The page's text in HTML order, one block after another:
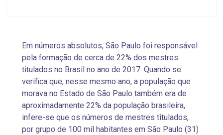
Em números absolutos, São Paulo foi responsável
pela formação de cerca de 22% dos mestres
titulados no Brasil no ano de 2017. Quando se
verifica que, nesse mesmo ano, a população que
morava no Estado de São Paulo também era de
aproximadamente 22% da população brasileira,
infere-se que os números de mestres titulados,
por grupo de 100 mil habitantes em São Paulo (31)